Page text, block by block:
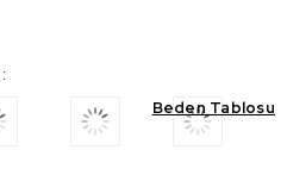
:
Beden Tablosu